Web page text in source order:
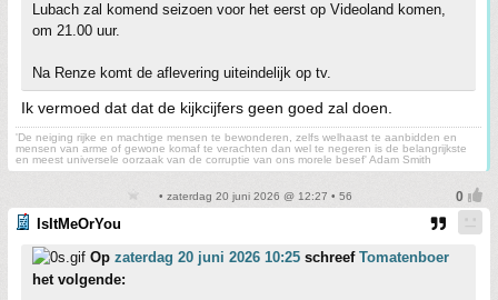
Lubach zal komend seizoen voor het eerst op Videoland komen,
om 21.00 uur.
Na Renze komt de aflevering uiteindelijk op tv.
Ik vermoed dat dat de kijkcijfers geen goed zal doen.
'De neiging rijke en machtige mensen te bewonderen, zelfs welhaast te aanbidden en
mensen van arme of gewone komaf te verachten dan wel te negeren is de belangrijkste
en meest universele oorzaak van de corruptie van ons morele besef' Adam Smith
• zaterdag 20 juni 2026 @ 12:27 • 56
IsItMeOrYou
Op zaterdag 20 juni 2026 10:25 schreef Tomatenboer
het volgende: